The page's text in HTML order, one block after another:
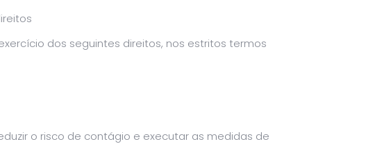
dos seguintes direitos, nos estritos termos
o risco de contágio e executar as medidas de